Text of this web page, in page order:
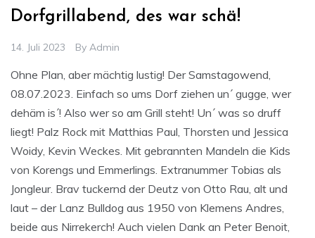
Dorfgrillabend, des war schä!
14. Juli 2023 By Admin
Ohne Plan, aber mächtig lustig! Der Samstagowend,
08.07.2023. Einfach so ums Dorf ziehen un´ gugge, wer
dehäm is´! Also wer so am Grill steht! Un´ was so druff
liegt! Palz Rock mit Matthias Paul, Thorsten und Jessica
Woidy, Kevin Weckes. Mit gebrannten Mandeln die Kids
von Korengs und Emmerlings. Extranummer Tobias als
Jongleur. Brav tuckernd der Deutz von Otto Rau, alt und
laut – der Lanz Bulldog aus 1950 von Klemens Andres,
beide aus Nirrekerch! Auch vielen Dank an Peter Benoit,